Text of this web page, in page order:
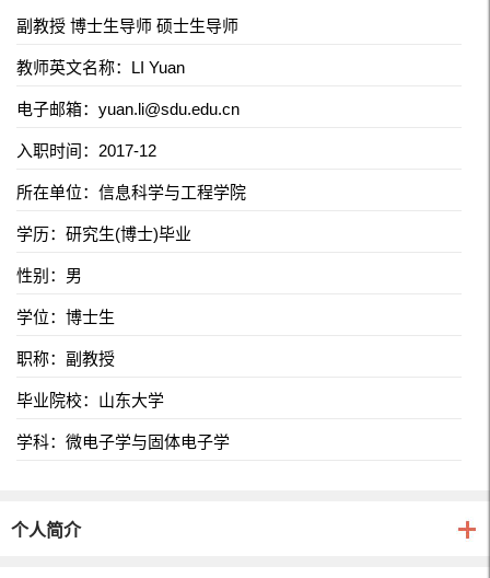
副教授 博士生导师 硕士生导师
教师英文名称：LI Yuan
电子邮箱： yuan.li@sdu.edu.cn
入职时间：2017-12
所在单位：信息科学与工程学院
学历：研究生(博士)毕业
性别：男
学位：博士生
职称：副教授
毕业院校：山东大学
学科：微电子学与固体电子学
个人简介